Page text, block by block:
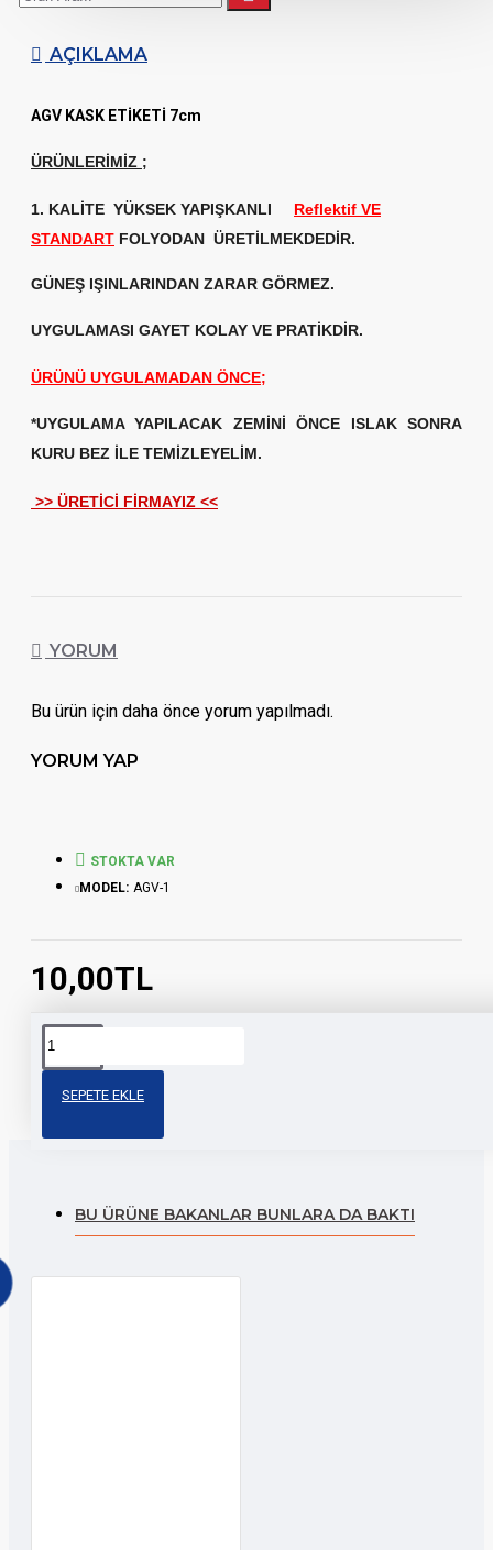
AÇIKLAMA
AGV KASK ETİKETİ 7cm
ÜRÜNLERİMİZ ;
1. KALİTE YÜKSEK YAPIŞKANLI
Reflektif VE
STANDART FOLYODAN ÜRETİLMEKDEDİR.
GÜNEŞ IŞINLARINDAN ZARAR GÖRMEZ.
UYGULAMASI GAYET KOLAY VE PRATİKDİR.
ÜRÜNÜ UYGULAMADAN ÖNCE;
*UYGULAMA YAPILACAK ZEMİNİ ÖNCE ISLAK SONRA
KURU BEZ İLE TEMİZLEYELİM.
>> ÜRETİCİ FİRMAYIZ <<
YORUM
Bu ürün için daha önce yorum yapılmadı.
YORUM YAP
10,00TL
STOKTA VAR
MODEL: AGV-1
SEPETE EKLE
Etiketler:
sticker
BU ÜRÜNE BAKANLAR BUNLARA DA BAKTI